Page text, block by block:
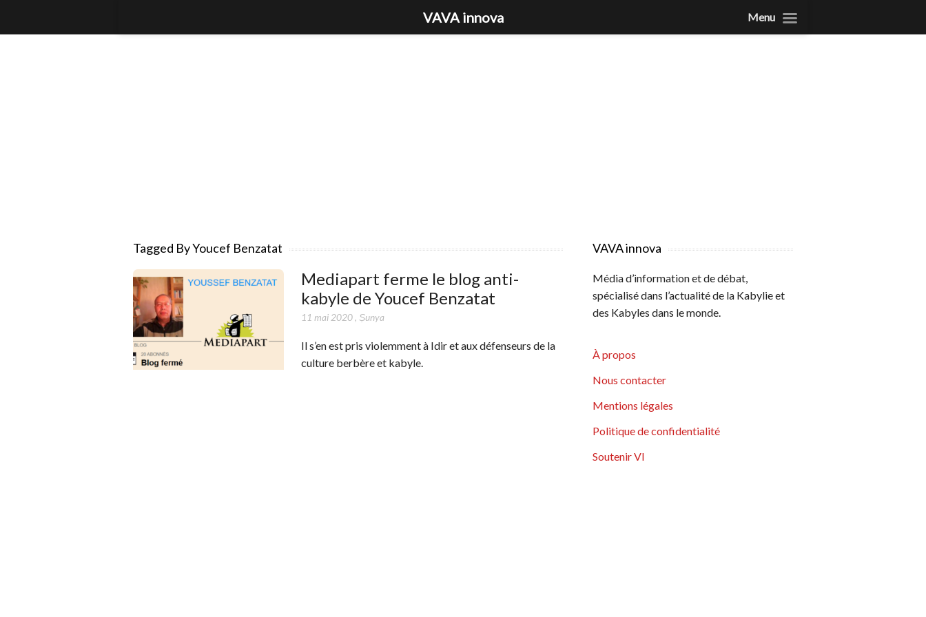
Tagged By Youcef Benzatat
Mediapart ferme le blog anti-
kabyle de Youcef Benzatat
11 mai 2020, Ṣunya
Il s’en est pris violemment à Idir et aux défenseurs de la
culture berbère et kabyle.
VAVA innova
Média d’information et de débat,
spécialisé dans l’actualité de la Kabylie et
des Kabyles dans le monde.
À propos
Nous contacter
Mentions légales
Politique de confidentialité
Soutenir VI
VAVA innova Menu